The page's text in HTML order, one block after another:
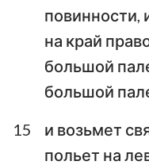
повинности,
на край
большой
большой
15
и возьмет
польет на